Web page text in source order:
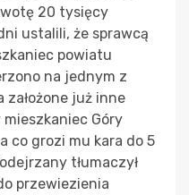
20 tysięcy
ustalili, że sprawcą
powiatu
na jednym z
założone już inne
Góry
co grozi mu kara do 5
tłumaczył
przewiezienia